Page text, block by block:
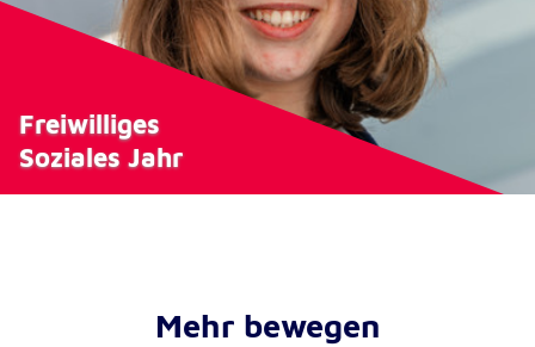
Freiwilliges
Soziales Jahr
Mehr bewegen